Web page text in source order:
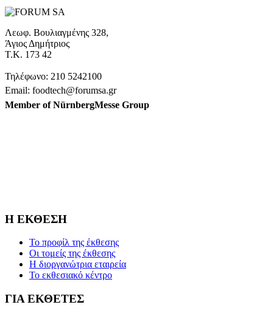
Λεωφ. Βουλιαγμένης 328,
Άγιος Δημήτριος
Τ.Κ. 173 42
Τηλέφωνο: 210 5242100
Email: foodtech@forumsa.gr
Member of NürnbergMesse Group
Η ΕΚΘΕΣΗ
Το προφίλ της έκθεσης
Οι τομείς της έκθεσης
Η διοργανώτρια εταιρεία
Το εκθεσιακό κέντρο
ΓΙΑ ΕΚΘΕΤΕΣ